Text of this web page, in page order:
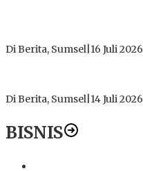
Di Berita, Sumsel 16 Juli 2026
Di Berita, Sumsel 14 Juli 2026
BISNIS